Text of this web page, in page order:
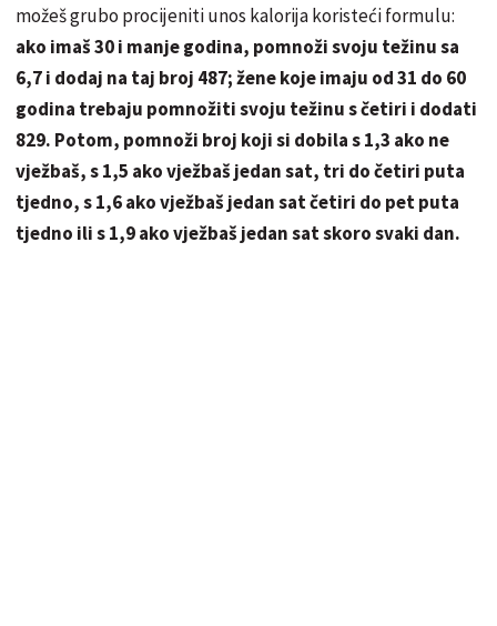
možeš grubo procijeniti unos kalorija koristeći formulu:
ako imaš 30 i manje godina, pomnoži svoju težinu sa
6,7 ​​i dodaj na taj broj 487; žene koje imaju od 31 do 60
godina trebaju pomnožiti svoju težinu s četiri i dodati
829. Potom, pomnoži broj koji si dobila s 1,3 ako ne
vježbaš, s 1,5 ako vježbaš jedan sat, tri do četiri puta
tjedno, s 1,6 ako vježbaš jedan sat četiri do pet puta
tjedno ili s 1,9 ako vježbaš jedan sat skoro svaki dan.